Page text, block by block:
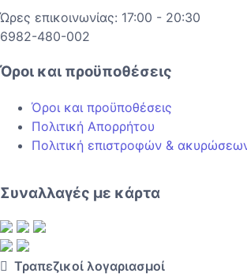
Ώρες επικοινωνίας: 17:00 - 20:30
6982-480-002
Όροι και προϋποθέσεις
Όροι και προϋποθέσεις
Πολιτική Απορρήτου
Πολιτική επιστροφών &
Συναλλαγές με κάρτα
Τραπεζικοί λογαριασμοί